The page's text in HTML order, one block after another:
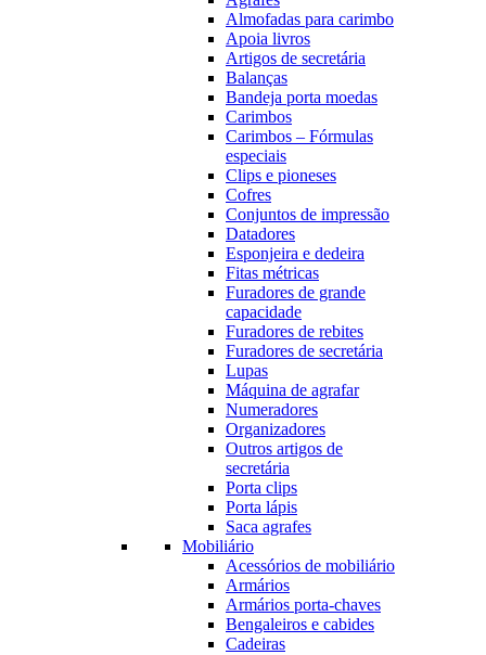
Almofadas para carimbo
Apoia livros
Artigos de secretária
Balanças
Bandeja porta moedas
Carimbos
Carimbos – Fórmulas
especiais
Clips e pioneses
Cofres
Conjuntos de impressão
Datadores
Esponjeira e dedeira
Fitas métricas
Furadores de grande
capacidade
Furadores de rebites
Furadores de secretária
Lupas
Máquina de agrafar
Numeradores
Organizadores
Outros artigos de
secretária
Porta clips
Porta lápis
Saca agrafes
Mobiliário
Acessórios de mobiliário
Armários
Armários porta-chaves
Bengaleiros e cabides
Cadeiras